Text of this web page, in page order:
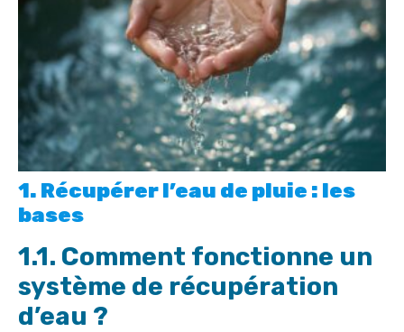
1. Récupérer l’eau de pluie : les
bases
1.1. Comment fonctionne un
système de récupération
d’eau ?